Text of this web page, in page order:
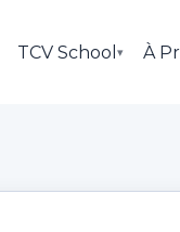
TCV School▾ À